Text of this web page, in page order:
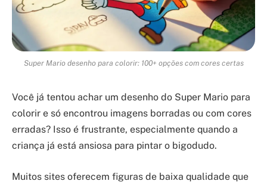
Super Mario desenho para colorir: 100+ opções com cores certas
Você já tentou achar um desenho do Super Mario para
colorir e só encontrou imagens borradas ou com cores
erradas? Isso é frustrante, especialmente quando a
criança já está ansiosa para pintar o bigodudo.
Muitos sites oferecem figuras de baixa qualidade que